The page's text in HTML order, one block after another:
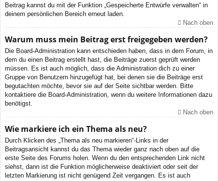
Beitrag kannst du mit der Funktion „Gespeicherte Entwürfe verwalten“ in
deinem persönlichen Bereich erneut laden.
Nach oben
Warum muss mein Beitrag erst freigegeben werden?
Die Board-Administration kann entschieden haben, dass in dem Forum, in
dem du einen Beitrag erstellt hast, die Beiträge zuerst geprüft werden
müssen. Es ist auch möglich, dass die Administration dich zu einer
Gruppe von Benutzern hinzugefügt hat, bei denen sie die Beiträge erst
begutachten möchte, bevor sie auf der Seite sichtbar werden. Bitte
kontaktiere die Board-Administration, wenn du weitere Informationen dazu
benötigst.
Nach oben
Wie markiere ich ein Thema als neu?
Durch Klicken des „Thema als neu markieren“-Links in der
Beitragsansicht kannst du das Thema wieder ganz nach oben auf die
erste Seite des Forums holen. Wenn du den entsprechenden Link nicht
siehst, dann ist die Funktion möglicherweise deaktiviert oder seit der
letzten Markierung ist nicht genügend Zeit vergangen. Es ist auch